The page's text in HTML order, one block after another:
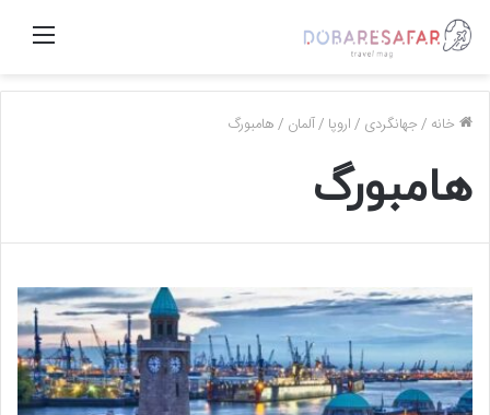
منو
خانه /جهانگردی /اروپا /آلمان /هامبورگ
هامبورگ